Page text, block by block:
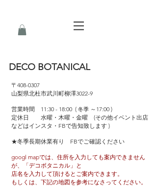
DECO BOTANICAL
〒408-0307
山梨県北杜市武川町柳澤3022-9
営業時間 11:30 - 18:00 ( 冬季 ～17:00 )
定休日 水曜・木曜・金曜 (その他イベント出店
などはインスタ・FBで告知致します )
★冬季長期休業有り FBでご確認ください
googl mapでは、住所を入力しても案内できません
が、「デコボタニカル」と
店名を入力して頂けるとご案内できます。
もしくは、下記の地図を参考になさってください。